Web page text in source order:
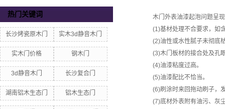
热门关键词
长沙烤瓷原木门 实木3d静音木门
实木门价格 钢木门
3d静音木门 长沙复合门
湖南铝木生态门 铝木生态门
木门外表油漆起泡问题呈现
(1)基材处理不合要求，如含
(2)油性或水性腻子未彻底枯
(3)木门板材的接合处及孔眼
(4)油漆粘度过高。
(5)油漆配比不恰当。
(6)刷涂时来回拖动刷子，
(7)底材外表附有油污、灰尘